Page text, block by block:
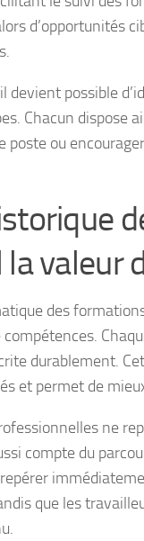
d’opportunités
devient possible
Chacun dispose
poste ou
valeur
des
durablement.
et permet de
ne
compte du
que les